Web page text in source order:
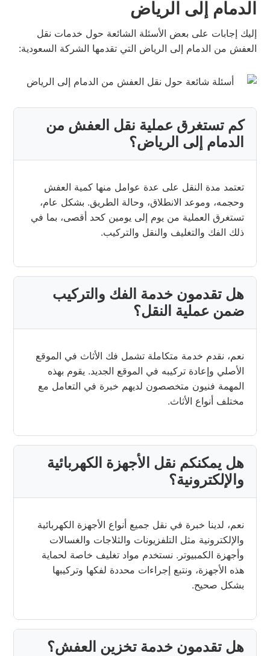
الدمام إلى الرياض
إليك إجابات على بعض الأسئلة الشائعة حول خدمات نقل
العفش من الدمام إلى الرياض التي تقدمها الشركة السعودية:
كم تستغرق عملية نقل العفش من
الدمام إلى الرياض؟
تعتمد مدة النقل على عدة عوامل منها كمية العفش
وحجمه، وموعد الانطلاق، وحالة الطريق. بشكل عام،
تستغرق العملية من يوم إلى يومين كحد أقصى، بما في
ذلك الفك والتغليف والنقل والتركيب.
هل تقدمون خدمة الفك والتركيب
ضمن عملية النقل؟
نعم، نقدم خدمة متكاملة تشمل فك الأثاث في الموقع
الأصلي وإعادة تركيبه في الموقع الجديد. يقوم بهذه
المهمة فنيون متخصصون لديهم خبرة في التعامل مع
مختلف أنواع الأثاث.
هل يمكنكم نقل الأجهزة الكهربائية
والإلكترونية؟
نعم، لدينا خبرة في نقل جميع أنواع الأجهزة الكهربائية
والإلكترونية مثل التلفزيونات والثلاجات والغسالات
وأجهزة الكمبيوتر. نستخدم مواد تغليف خاصة لحماية
هذه الأجهزة، ونتبع إجراءات محددة لفكها وتركيبها
بشكل صحيح.
هل تقدمون خدمة تخزين العفش؟